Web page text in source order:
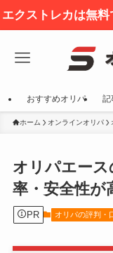
エクストレカは無料
おすすめオリパ 記
ホーム オンラインオリパ
オリパエー
率・安全性が
PR オリパの評判・